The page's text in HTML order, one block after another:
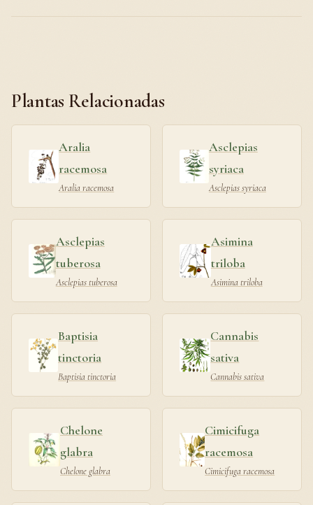
Plantas Relacionadas
Aralia
racemosa
Aralia racemosa
Asclepias
syriaca
Asclepias syriaca
Asclepias
tuberosa
Asclepias tuberosa
Asimina
triloba
Asimina triloba
Baptisia
tinctoria
Baptisia tinctoria
Cannabis
sativa
Cannabis sativa
Chelone
glabra
Chelone glabra
Cimicifuga
racemosa
Cimicifuga racemosa